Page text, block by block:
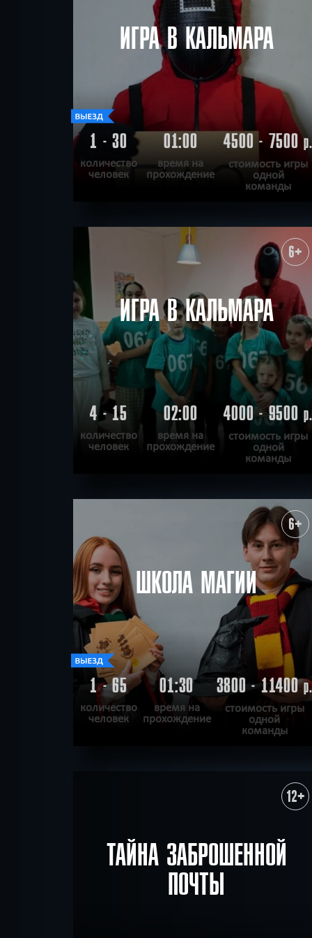
Исторические
по городу
По фильму
Сюжетные
ИГРА В КАЛЬМАРА
1 - 30
количество
человек
01:00
время на
прохождение
4500 - 7500р.
стоимость игры
одной
команды
| КВЕСТ ПРОЙДЕН 6+
ИГРА В КАЛЬМАРА
4 - 15
количество
человек
02:00
время на
прохождение
4000 - 9500р.
стоимость игры
одной
команды
КВЕСТ ПРОЙДЕН 6+
ШКОЛА МАГИИ
1 - 65
количество
человек
01:30
время на
прохождение
3800 - 11400р.
стоимость игры
одной
команды
12+
ТАЙНА ЗАБРОШЕННОЙ
ПОЧТЫ